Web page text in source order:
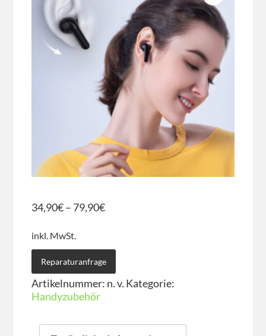
34,90€– 79,90€
inkl. MwSt.
Reparaturanfrage
Artikelnummer: n. v. Kategorie:
Handyzubehör